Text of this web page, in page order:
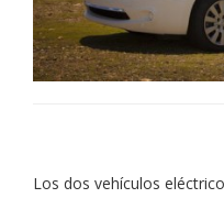
Los dos vehículos